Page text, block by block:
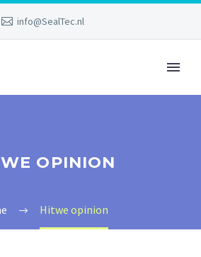
info@SealTec.nl
OPINION
Hitwe opinion